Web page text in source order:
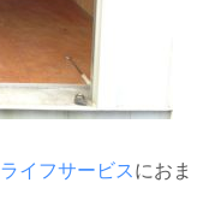
ライフサービス におま